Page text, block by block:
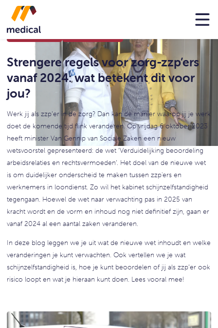
Strengere regels voor zorg-zzp’ers
vanaf 2024: wat betekent dit voor
jou?
Werk jij als zzp’er in de zorg? Dan kan de manier waarop jij je werk
doet de komende tijd flink veranderen. Op vrijdag 6 oktober 2023
heeft minister Van Gennip van Sociale Zaken een nieuw
wetsvoorstel gepresenteerd: de wet ‘Verduidelijking beoordeling
arbeidsrelaties en rechtsvermoeden’. Het doel van de nieuwe wet
is om duidelijker onderscheid te maken tussen zzp'ers en
werknemers in loondienst. Zo wil het kabinet schijnzelfstandigheid
tegengaan. Hoewel de wet naar verwachting pas in 2025 van
kracht wordt en de vorm en inhoud nog niet definitief zijn, gaan er
vanaf 2024 al een aantal zaken veranderen.
In deze blog leggen we je uit wat de nieuwe wet inhoudt en welke
veranderingen je kunt verwachten. Ook vertellen we je wat
schijnzelfstandigheid is, hoe je kunt beoordelen of jij als zzp’er ook
risico loopt en wat je hieraan kunt doen. Lees vooral mee!